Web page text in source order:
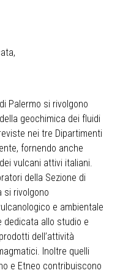
Palermo si rivolgono
geochimica dei fluidi
nei tre Dipartimenti
fornendo anche
vulcani attivi italiani.
della Sezione di
si rivolgono
e ambientale
dedicata allo studio e
dell’attività
Inoltre quelli
e Etneo contribuiscono